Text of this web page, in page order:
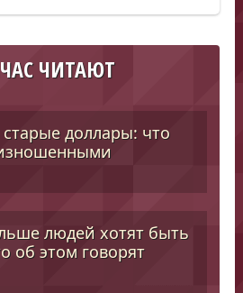
ЧИТАЮТ
доллары: что
людей хотят быть
об этом говорят